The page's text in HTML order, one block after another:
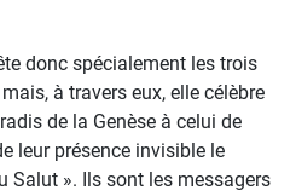
donc spécialement les trois
à travers eux, elle célèbre
de la Genèse à celui de
leur présence invisible le
Salut ». Ils sont les messagers